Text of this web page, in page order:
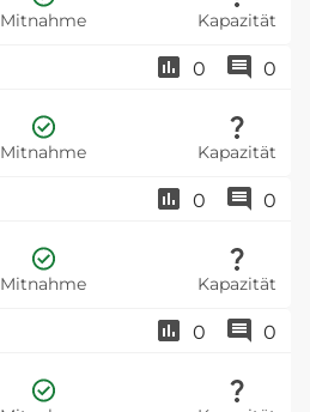
Mitnahme Kapazität
0 0
Mitnahme Kapazität
0 0
Mitnahme Kapazität
0 0